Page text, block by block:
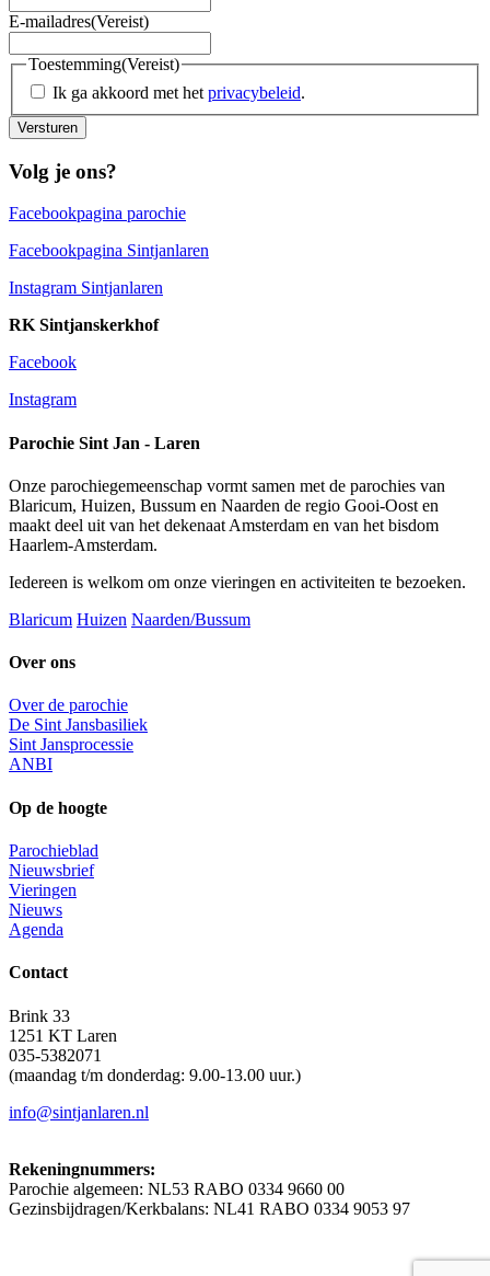
E-mailadres(Vereist)
Toestemming(Vereist)
Ik ga akkoord met het privacybeleid.
Versturen
Volg je ons?
Facebookpagina parochie
Facebookpagina Sintjanlaren
Instagram Sintjanlaren
RK Sintjanskerkhof
Facebook
Instagram
Parochie Sint Jan - Laren
Onze parochiegemeenschap vormt samen met de parochies van
Blaricum, Huizen, Bussum en Naarden de regio Gooi-Oost en
maakt deel uit van het dekenaat Amsterdam en van het bisdom
Haarlem-Amsterdam.
Iedereen is welkom om onze vieringen en activiteiten te bezoeken.
Blaricum Huizen Naarden/Bussum
Over ons
Over de parochie
De Sint Jansbasiliek
Sint Jansprocessie
ANBI
Op de hoogte
Parochieblad
Nieuwsbrief
Vieringen
Nieuws
Agenda
Contact
Brink 33
1251 KT Laren
035-5382071
(maandag t/m donderdag: 9.00-13.00 uur.)
info@sintjanlaren.nl
Rekeningnummers:
Parochie algemeen: NL53 RABO 0334 9660 00
Gezinsbijdragen/Kerkbalans: NL41 RABO 0334 9053 97